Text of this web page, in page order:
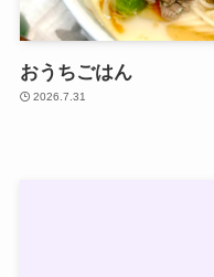
おうちごはん
2026.7.31